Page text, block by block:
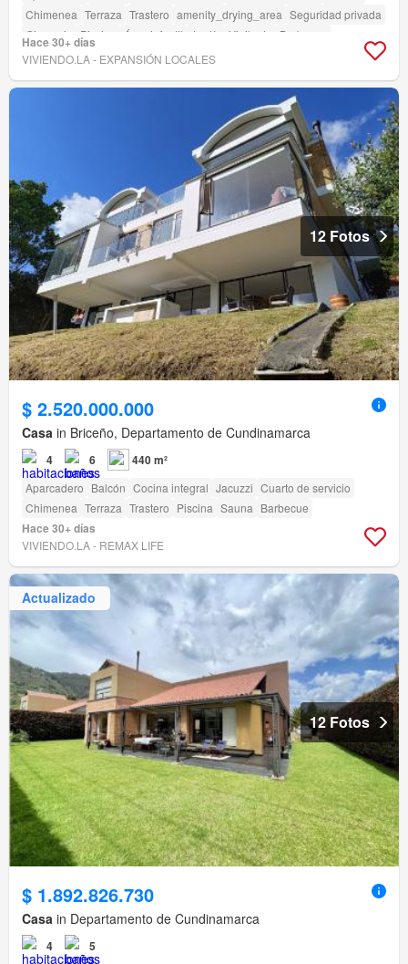
Chimenea Terraza Trastero amenity_drying_area Seguridad privada
Gimnasio
Piscina Área infantil Jardín Vigilante Barbecue
Hace 30+ días
VIVIENDO.LA - EXPANSIÓN LOCALES
12 Fotos
$ 2.520.000.000
Casa in Briceño, Departamento de Cundinamarca
4 6 440 m²
Aparcadero Balcón Cocina integral Jacuzzi Cuarto de servicio
Chimenea Terraza Trastero Piscina Sauna Barbecue
Hace 30+ días
VIVIENDO.LA - REMAX LIFE
Actualizado
12 Fotos
$ 1.892.826.730
Casa in Departamento de Cundinamarca
4 5